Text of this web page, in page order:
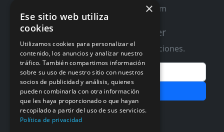
contacto@distribucioninformatica.com
Suscribete a nuestro Newsletter
Te informaremos de ofertas y promociones.
Email
Subscribir
Aceptar Politica dePrivacidad
×
Ese sitio web utiliza
cookies
Utilizamos cookies para personalizar el
contenido, los anuncios y analizar nuestro
tráfico. También compartimos información
sobre su uso de nuestro sitio con nuestros
socios de publicidad y análisis, quienes
pueden combinarla con otra información
que les haya proporcionado o que hayan
recopilado a partir del uso de sus servicios.
Política de privacidad